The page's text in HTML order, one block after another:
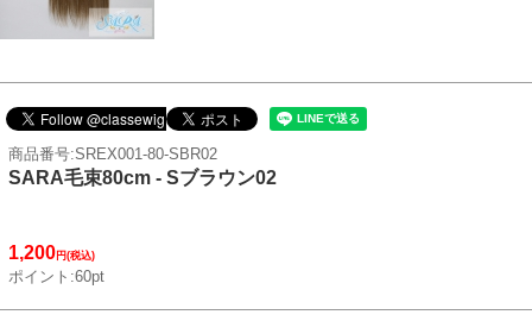
商品番号:SREX001-80-SBR02
SARA毛束80cm - Sブラウン02
1,200円(税込)
ポイント:60pt